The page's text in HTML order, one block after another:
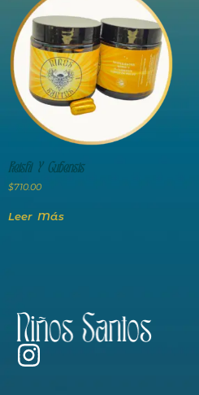
Reishi Y Cubensis
$710.00
Leer Más